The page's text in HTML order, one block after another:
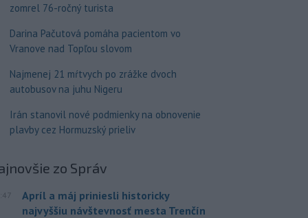
zomrel 76-ročný turista
Darina Pačutová pomáha pacientom vo
Vranove nad Topľou slovom
Najmenej 21 mŕtvych po zrážke dvoch
autobusov na juhu Nigeru
Irán stanovil nové podmienky na obnovenie
plavby cez Hormuzský prieliv
zo Správ
Apríl a máj priniesli historicky
najvyššiu návštevnosť mesta Trenčín